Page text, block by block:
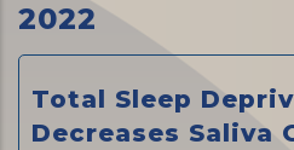
2022
Total Sleep
Decreases Saliva